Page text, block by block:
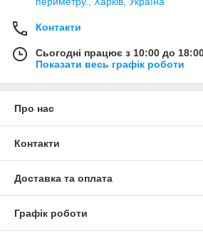
Контакти
Сьогодні працює з 10:00 до
Показати весь графік роботи
Про нас
Контакти
Доставка та оплата
Графік роботи